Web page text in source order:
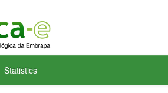
Statistics